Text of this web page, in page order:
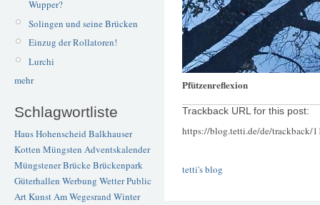
Wupper?
Solingen und seine Brücken
Einzug der Rollatoren!
Lurchi
mehr
Schlagwortliste
Haus Hohenscheid Balkhauser
Kotten Müngsten Adventskalender
Müngstener BrückeBrückenpark
Güterhallen Werbung WetterPublic
ArtKunstAm Wegesrand Winter
Pfützenreflexion
Trackback URL for this post:
https://blog.tetti.de/de/trackback/
tetti's blog